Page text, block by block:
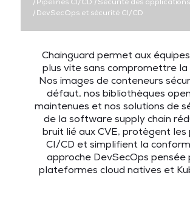
|Pipelines CI/CD |Sécurité des
|DevSecOps et sécurité CI/CD
Chainguard permet aux
plus vite sans compromettre la
Nos images de conteneurs
défaut, nos bibliothèques
maintenues et nos solutions de
de la software supply chain
bruit lié aux CVE, protègent les
CI/CD et simplifient la
approche DevSecOps pensée
plateformes cloud natives et